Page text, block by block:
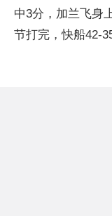
中3分，加兰飞身
节打完，快船42-